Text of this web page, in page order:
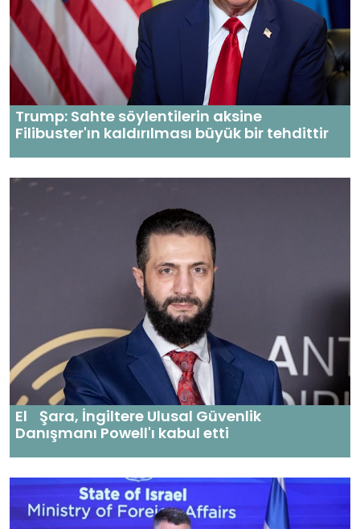
Trump: Sahte söylentilerin aksine
Filibuster'ın kaldırılması büyük bir tehdittir
El Şara, İngiltere Ulusal Güvenlik
Danışmanı Powell'ı kabul etti